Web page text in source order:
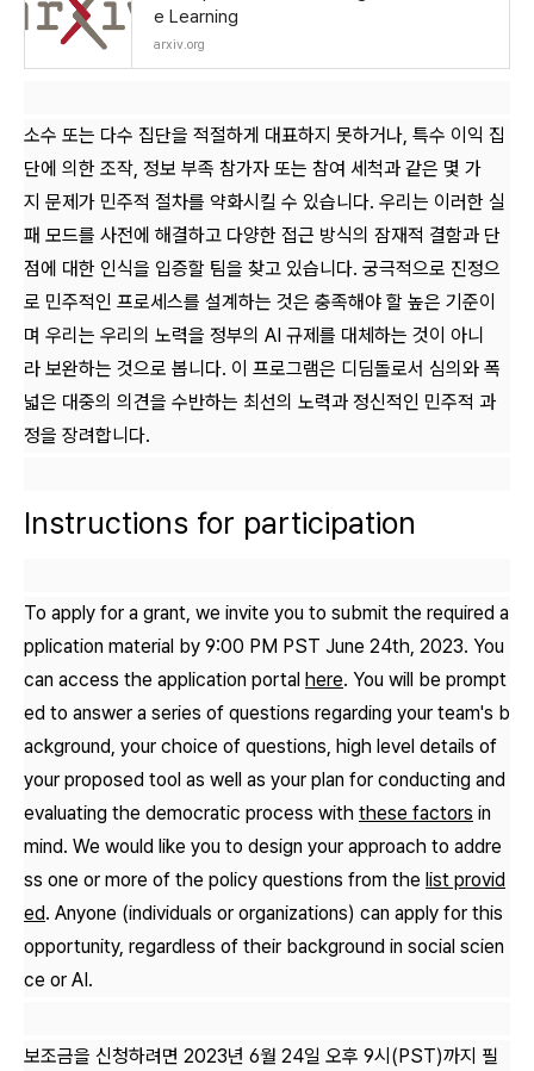
e Learning
arxiv.org
소수 또는 다수 집단을 적절하게 대표하지 못하거나, 특수 이익 집
단에 의한 조작, 정보 부족 참가자 또는 참여 세척과 같은 몇 가
지 문제가 민주적 절차를 약화시킬 수 있습니다. 우리는 이러한 실
패 모드를 사전에 해결하고 다양한 접근 방식의 잠재적 결함과 단
점에 대한 인식을 입증할 팀을 찾고 있습니다. 궁극적으로 진정으
로 민주적인 프로세스를 설계하는 것은 충족해야 할 높은 기준이
며 우리는 우리의 노력을 정부의 AI 규제를 대체하는 것이 아니
라 보완하는 것으로 봅니다. 이 프로그램은 디딤돌로서 심의와 폭
넓은 대중의 의견을 수반하는 최선의 노력과 정신적인 민주적 과
정을 장려합니다.
Instructions for participation
To apply for a grant, we invite you to submit the required a
pplication material by 9:00 PM PST June 24th, 2023. You
can access the application portal here. You will be prompt
ed to answer a series of questions regarding your team's b
ackground, your choice of questions, high level details of
your proposed tool as well as your plan for conducting and
evaluating the democratic process with these factors in
mind. We would like you to design your approach to addre
ss one or more of the policy questions from the list provid
ed. Anyone (individuals or organizations) can apply for this
opportunity, regardless of their background in social scien
ce or AI.
보조금을 신청하려면 2023년 6월 24일 오후 9시(PST)까지 필